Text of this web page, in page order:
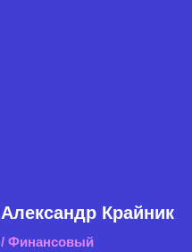
Александр Крайник
/ Финансовый